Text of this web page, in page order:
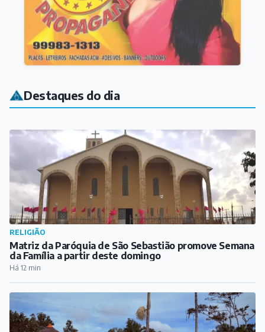
Destaques do dia
RELIGIÃO
Matriz da Paróquia de São Sebastião promove Semana
da Família a partir deste domingo
Há 12 min